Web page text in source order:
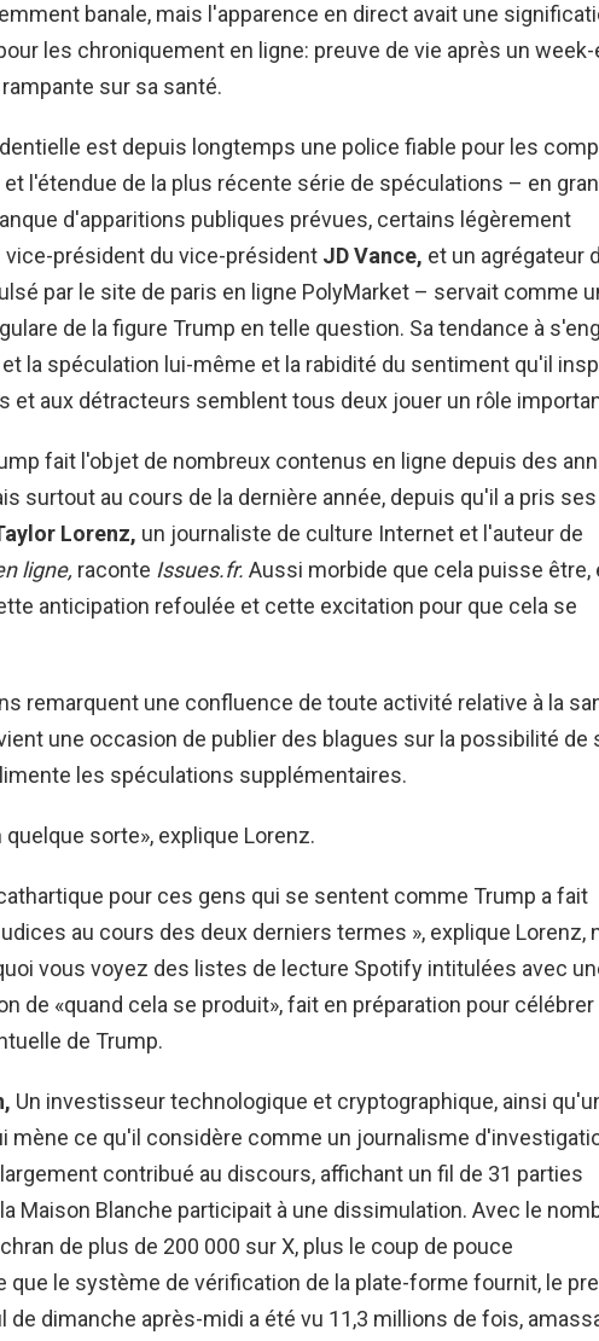
banale, mais l'apparence en direct avait une
les chroniquement en ligne: preuve de vie après un week-
sur sa santé.
est depuis longtemps une police fiable pour les
l'étendue de la plus récente série de spéculations – en
d'apparitions publiques prévues, certains légèrement
vice-président du vice-président JD Vance, et un agrégateur
par le site de paris en ligne PolyMarket – servait comme
de la figure Trump en telle question. Sa tendance à
la spéculation lui-même et la rabidité du sentiment qu'il
et aux détracteurs semblent tous deux jouer un rôle
fait l'objet de nombreux contenus en ligne depuis des
surtout au cours de la dernière année, depuis qu'il a pris ses
Lorenz, un journaliste de culture Internet et l'auteur de
ligne, raconte Issues.fr. Aussi morbide que cela puisse être,
anticipation refoulée et cette excitation pour que cela se
remarquent une confluence de toute activité relative à la
une occasion de publier des blagues sur la possibilité de
les spéculations supplémentaires.
quelque sorte», explique Lorenz.
pour ces gens qui se sentent comme Trump a fait
au cours des deux derniers termes », explique Lorenz,
vous voyez des listes de lecture Spotify intitulées avec
de «quand cela se produit», fait en préparation pour célébrer
de Trump.
Un investisseur technologique et cryptographique, ainsi
mène ce qu'il considère comme un journalisme
contribué au discours, affichant un fil de 31 parties
Maison Blanche participait à une dissimulation. Avec le
de plus de 200 000 sur X, plus le coup de pouce
que le système de vérification de la plate-forme fournit, le
de dimanche après-midi a été vu 11,3 millions de fois,